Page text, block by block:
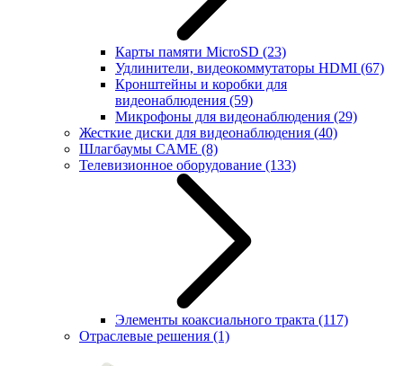
Карты памяти MicroSD (23)
Удлинители, видеокоммутаторы HDMI (67)
Кронштейны и коробки для
видеонаблюдения (59)
Микрофоны для видеонаблюдения (29)
Жесткие диски для видеонаблюдения (40)
Шлагбаумы CAME (8)
Телевизионное оборудование (133)
Элементы коаксиального тракта (117)
Отраслевые решения (1)